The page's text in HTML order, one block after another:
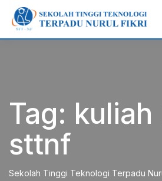
content
Tag: kuliah
sttnf
Sekolah Tinggi Teknologi Terpadu